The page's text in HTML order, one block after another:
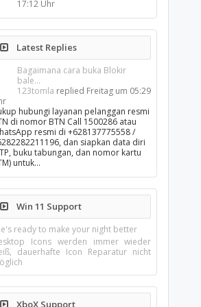
17:12 Uhr
Latest Replies
Bagaimana cara buka Blokir
bale...
123tomla replied Freitag um 05:29
hubungi layanan pelanggan resmi
di nomor BTN Call 1500286 atau
resmi di +628137775558 /
dan siapkan data diri
buku tabungan, dan nomor kartu
untuk…
Win 11 Support
ready to make your night better
Icons werden immer wieder
dauerhafte Icon Reparatur nicht
XboX Support